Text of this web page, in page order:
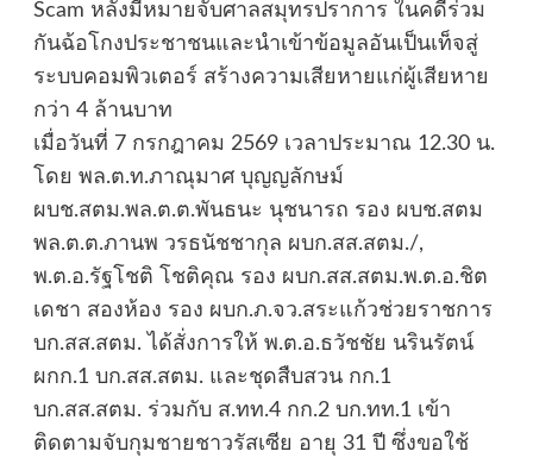
Scam หลังมีหมายจับศาลสมุทรปราการ ในคดีร่วม
กันฉ้อโกงประชาชนและนำเข้าข้อมูลอันเป็นเท็จสู่
ระบบคอมพิวเตอร์ สร้างความเสียหายแก่ผู้เสียหาย
กว่า 4 ล้านบาท
เมื่อวันที่ 7 กรกฎาคม 2569 เวลาประมาณ 12.30 น.
โดย พล.ต.ท.ภาณุมาศ บุญญลักษม์
ผบช.สตม.พล.ต.ต.พันธนะ นุชนารถ รอง ผบช.สตม
พล.ต.ต.ภานพ วรธนัชชากุล ผบก.สส.สตม./,
พ.ต.อ.รัฐโชติ โชติคุณ รอง ผบก.สส.สตม.พ.ต.อ.ชิต
เดชา สองห้อง รอง ผบก.ภ.จว.สระแก้วช่วยราชการ
บก.สส.สตม. ได้สั่งการให้ พ.ต.อ.ธวัชชัย นรินรัตน์
ผกก.1 บก.สส.สตม. และชุดสืบสวน กก.1
บก.สส.สตม. ร่วมกับ ส.ทท.4 กก.2 บก.ทท.1 เข้า
ติดตามจับกุมชายชาวรัสเซีย อายุ 31 ปี ซึ่งขอใช้